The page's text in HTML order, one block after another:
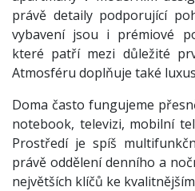
právě detaily podporující
vybavení jsou i prémiové
které patří mezi důležité
Atmosféru doplňuje také
Doma často fungujeme
notebook, televizi, mobilní
Prostředí je spíš
právě oddělení denního a
největších klíčů ke